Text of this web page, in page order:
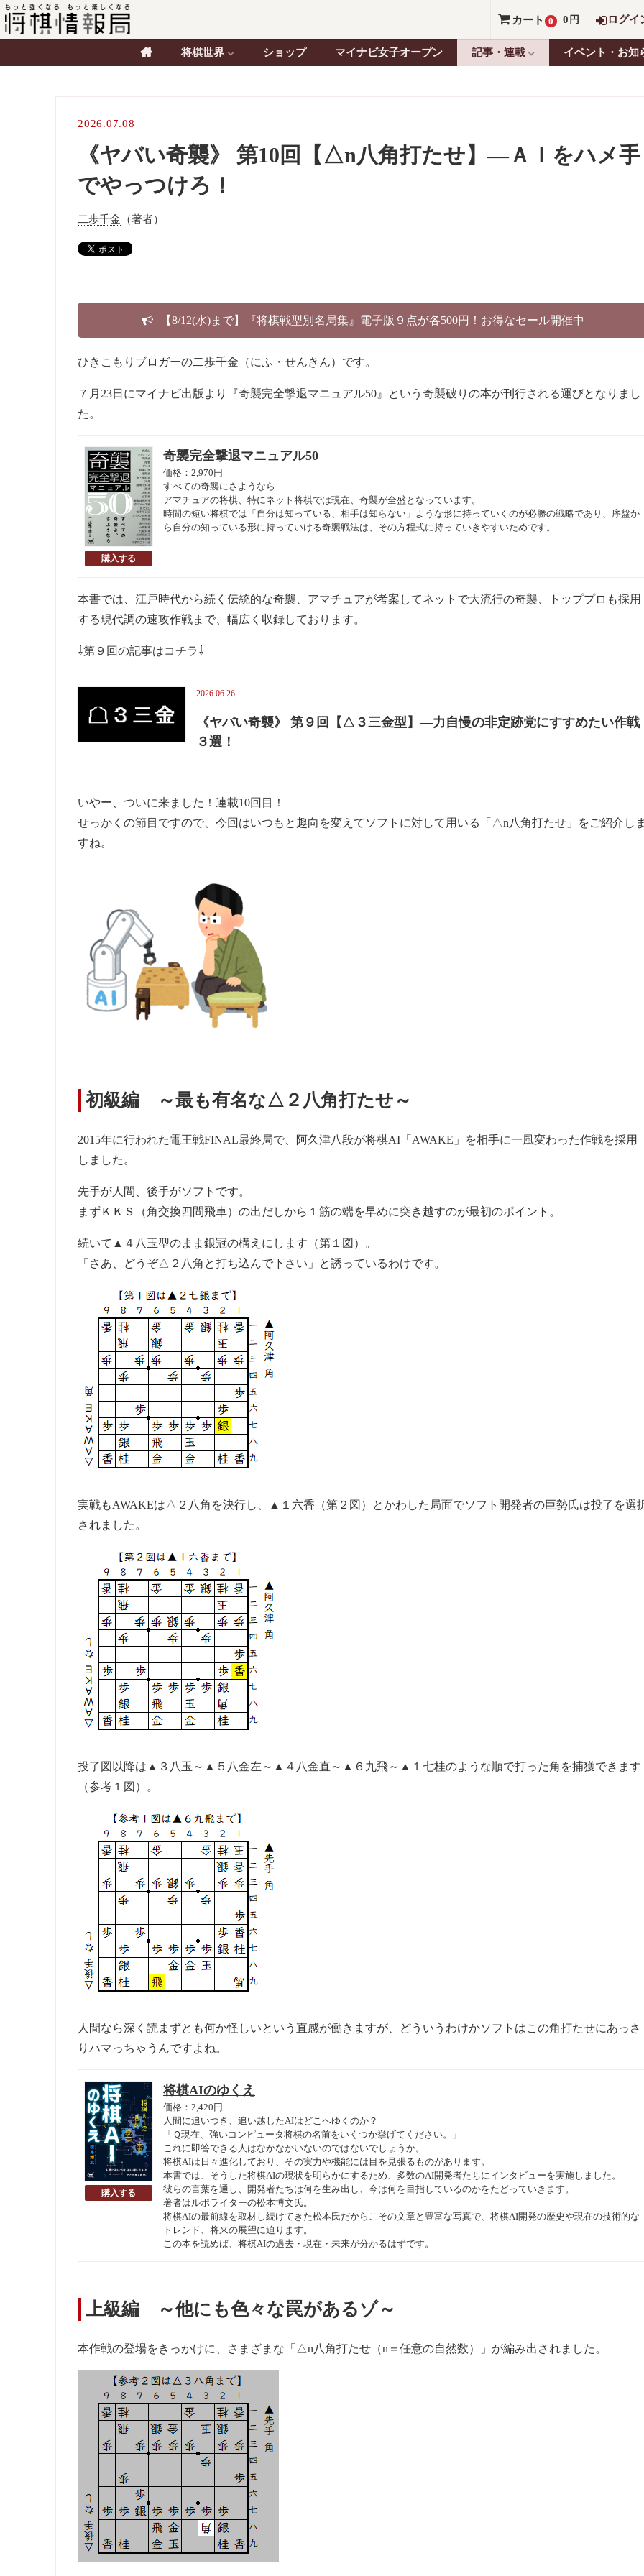
カート 0 0 円 ログイ
将棋世界 ショップ マイナビ女子オープン 記事・連載 イベント・お知
2026.07.08
《ヤバい奇襲》 第10回【△n八角打たせ】—ＡＩをハメ手
でやっつけろ！
二歩千金 （著者）
【8/12(水)まで】『将棋戦型別名局集』電子版９点が各500円！お得なセール開催中
ひきこもりブロガーの二歩千金（にふ・せんきん）です。
７月23日にマイナビ出版より『奇襲完全撃退マニュアル50』という奇襲破りの本が刊行される運びとなりまし
た。
奇襲完全撃退マニュアル50
価格：2,970円
すべての奇襲にさようなら
アマチュアの将棋、特にネット将棋では現在、奇襲が全盛となっています。
時間の短い将棋では「自分は知っている、相手は知らない」ような形に持っていくのが必勝の戦略であり、序盤か
ら自分の知っている形に持っていける奇襲戦法は、その方程式に持っていきやすいためです。
本書では、江戸時代から続く伝統的な奇襲、アマチュアが考案してネットで大流行の奇襲、トッププロも採用
する現代調の速攻作戦まで、幅広く収録しております。
⇩第９回の記事はコチラ⇩
2026.06.26
《ヤバい奇襲》 第９回【△３三金型】—力自慢の非定跡党にすすめたい作戦
３選！
いやー、ついに来ました！連載10回目！
せっかくの節目ですので、今回はいつもと趣向を変えてソフトに対して用いる「△n八角打たせ」をご紹介し
すね。
初級編 ～最も有名な△２八角打たせ～
2015年に行われた電王戦FINAL最終局で、阿久津八段が将棋AI「AWAKE」を相手に一風変わった作戦を採用
しました。
先手が人間、後手がソフトです。
まずＫＫＳ（角交換四間飛車）の出だしから１筋の端を早めに突き越すのが最初のポイント。
続いて▲４八玉型のまま銀冠の構えにします（第１図）。
「さあ、どうぞ△２八角と打ち込んで下さい」と誘っているわけです。
実戦もAWAKEは△２八角を決行し、▲１六香（第２図）とかわした局面でソフト開発者の巨勢氏は投了を選
されました。
投了図以降は▲３八玉～▲５八金左～▲４八金直～▲６九飛～▲１七桂のような順で打った角を捕獲できます
（参考１図）。
人間なら深く読まずとも何か怪しいという直感が働きますが、どういうわけかソフトはこの角打たせにあっさ
りハマっちゃうんですよね。
将棋AIのゆくえ
価格：2,420円
人間に追いつき、追い越したAIはどこへゆくのか？
「Ｑ現在、強いコンピュータ将棋の名前をいくつか挙げてください。」
これに即答できる人はなかなかいないのではないでしょうか。
将棋AIは日々進化しており、その実力や機能には目を見張るものがあります。
本書では、そうした将棋AIの現状を明らかにするため、多数のAI開発者たちにインタビューを実施しました。
彼らの言葉を通し、開発者たちは何を生み出し、今は何を目指しているのかをたどっていきます。
著者はルポライターの松本博文氏。
将棋AIの最前線を取材し続けてきた松本氏だからこその文章と豊富な写真で、将棋AI開発の歴史や現在の技術的な
トレンド、将来の展望に迫ります。
この本を読めば、将棋AIの過去・現在・未来が分かるはずです。
上級編 ～他にも色々な罠があるゾ～
本作戦の登場をきっかけに、さまざまな「△n八角打たせ（n＝任意の自然数）」が編み出されました。